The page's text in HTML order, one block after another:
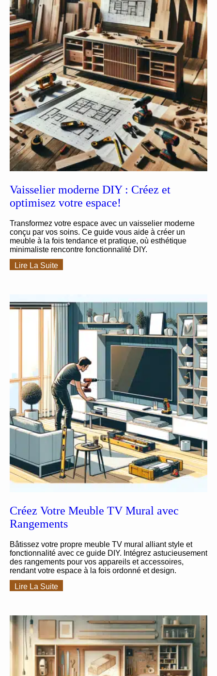
Vaisselier moderne DIY : Créez et
optimisez votre espace!
Transformez votre espace avec un vaisselier moderne
conçu par vos soins. Ce guide vous aide à créer un
meuble à la fois tendance et pratique, où esthétique
minimaliste rencontre fonctionnalité DIY.
Lire La Suite
Créez Votre Meuble TV Mural avec
Rangements
Bâtissez votre propre meuble TV mural alliant style et
fonctionnalité avec ce guide DIY. Intégrez astucieusement
des rangements pour vos appareils et accessoires,
rendant votre espace à la fois ordonné et design.
Lire La Suite